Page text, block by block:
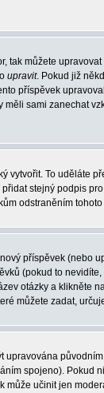
tak můžete
upravit. Pokud již
příspěvek
sami zanechat
vytvořit. To uděláte
přidat stejný podpis
odstraněním
příspěvek (nebo
(pokud to
otázky a klikněte
můžete zadat,
upravována
spojeno). Pokud
může učinit jen